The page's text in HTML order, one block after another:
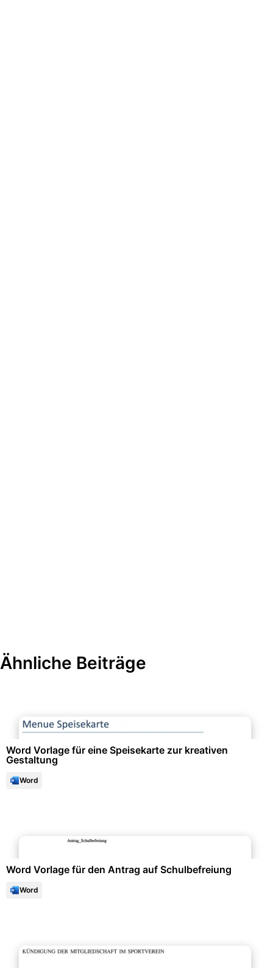
Ähnliche Beiträge
Word Vorlage für eine Speisekarte zur kreativen
Gestaltung
Word
Word Vorlage für den Antrag auf Schulbefreiung
Word